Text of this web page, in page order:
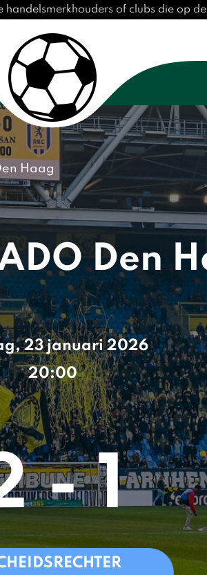
handelsmerkhouders of clubs die op
Haag
Den
23 januari 2026
20:00
- 1